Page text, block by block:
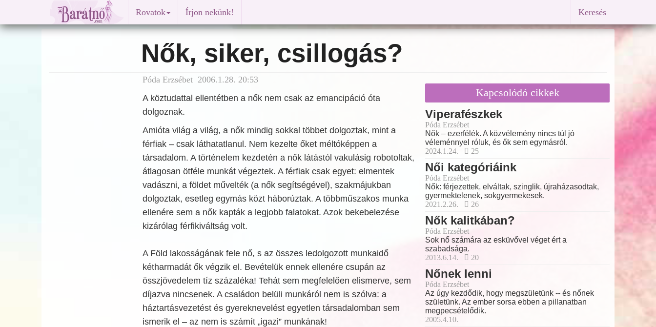
Rovatok Írjon nekünk! Keresés
Nők, siker, csillogás?
Póda Erzsébet 2006.1.28. 20:53
A köztudattal ellentétben a nők nem csak az emancipáció óta
dolgoznak.
Amióta világ a világ, a nők mindig sokkal többet dolgoztak, mint a
férfiak – csak láthatatlanul. Nem kezelte őket méltóképpen a
társadalom. A történelem kezdetén a nők látástól vakulásig robotoltak,
átlagosan ötféle munkát végeztek. A férfiak csak egyet: elmentek
vadászni, a földet művelték (a nők segítségével), szakmájukban
dolgoztak, esetleg egymás közt háborúztak. A többműszakos munka
ellenére sem a nők kapták a legjobb falatokat. Azok bekebelezése
kizárólag férfikiváltság volt.
A Föld lakosságának fele nő, s az összes ledolgozott munkaidő
kétharmadát ők végzik el. Bevételük ennek ellenére csupán az
összjövedelem tíz százaléka! Tehát sem megfelelően elismerve, sem
díjazva nincsenek. A családon belüli munkáról nem is szólva: a
háztartásvezetést és gyereknevelést egyetlen társadalomban sem
ismerik el – az nem is számít „igazi” munkának!
Kapcsolódó cikkek
Viperafészkek
Póda Erzsébet
Nők – ezerfélék. A közvélemény nincs túl jó
véleménnyel róluk, és ők sem egymásról.
2024.1.24.
25
Női kategóriáink
Póda Erzsébet
Nők: férjezettek, elváltak, szinglik, újraházasodtak,
gyermektelenek, sokgyermekesek.
2021.2.26.
26
Nők kalitkában?
Póda Erzsébet
Sok nő számára az esküvővel véget ért a
szabadsága.
2013.6.14.
20
Nőnek lenni
Póda Erzsébet
Az úgy kezdődik, hogy megszületünk -- és nőnek
születünk. Az ember sorsa ebben a pillanatban
megpecsételődik.
2005.4.10.